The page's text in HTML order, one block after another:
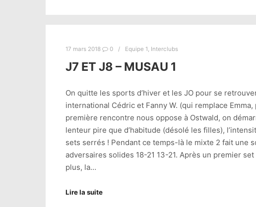
17 mars 2018 0 Equipe 1 Interclubs
J7 ET J8 – MUSAU 1
On quitte les sports d’hiver et les JO pour se
international Cédric et Fanny W. (qui remplace
première rencontre nous oppose à Ostwald, on
lenteur pire que d’habitude (désolé les filles),
sets serrés ! Pendant ce temps-là le mixte 2 fait une
adversaires solides 18-21 13-21. Après un premier
plus, la…
Lire la suite